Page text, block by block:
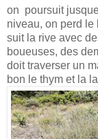
on poursuit
niveau, on perd le
suit la rive avec
boueuses, des
doit traverser un
bon le thym et la